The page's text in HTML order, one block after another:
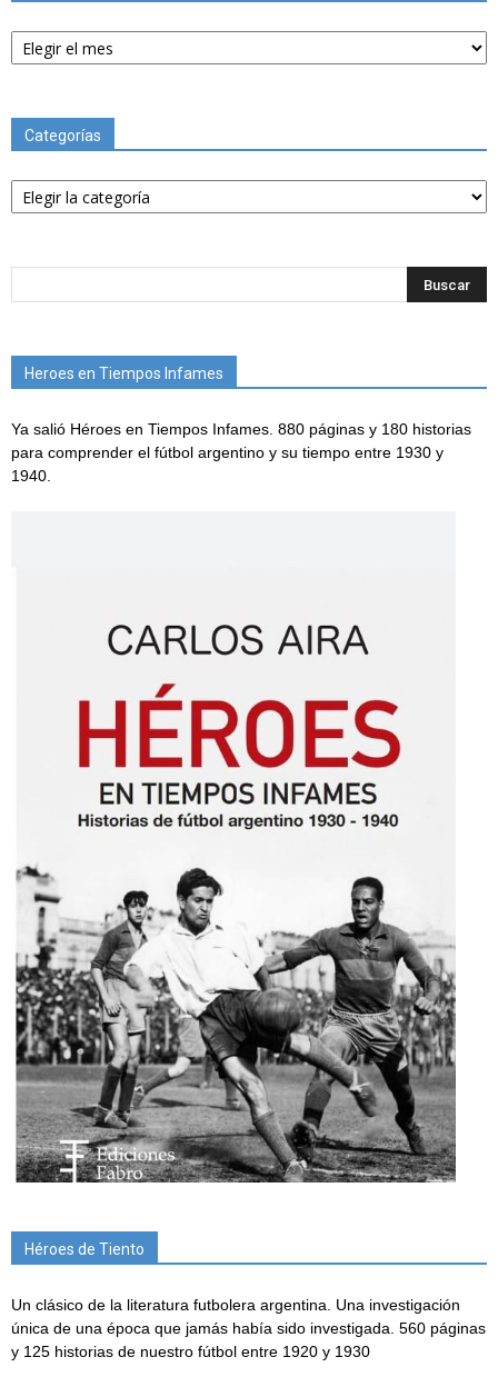
Archivos
Categorías
Categorías
Heroes en Tiempos Infames
Ya salió Héroes en Tiempos Infames. 880 páginas y 180 historias
para comprender el fútbol argentino y su tiempo entre 1930 y
1940.
Héroes de Tiento
Un clásico de la literatura futbolera argentina. Una investigación
única de una época que jamás había sido investigada. 560 páginas
y 125 historias de nuestro fútbol entre 1920 y 1930